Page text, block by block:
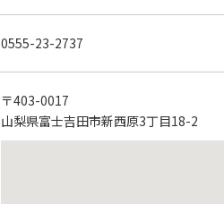
0555-23-2737
〒403-0017
山梨県富士吉田市新西原3丁目18-2